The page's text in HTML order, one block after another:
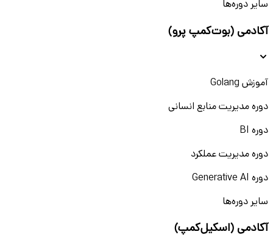
سایر دوره‌ها
آکادمی (بوت‌کمپ پرو)
آموزش Golang
دوره مدیریت منابع انسانی
دوره BI
دوره مدیریت عملکرد
دوره Generative AI
سایر دوره‌ها
آکادمی (اسکیل‌کمپ)